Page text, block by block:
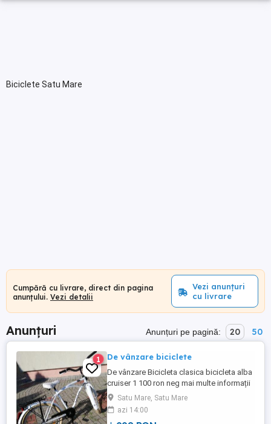
Biciclete Satu Mare
Cumpără cu livrare, direct din pagina
anunțului. Vezi detalii
Vezi anunțuri
cu livrare
Anunțuri Anunțuri pe pagină: 20 50
1 De vânzare biciclete
De vânzare Bicicleta clasica bicicleta alba
cruiser 1 100 ron neg mai multe informații
prin mesaj sau telefon Folosita doar
foarte puțin,in stare ca nou,in stare
perfecta
Satu Mare, Satu Mare
azi 14:00